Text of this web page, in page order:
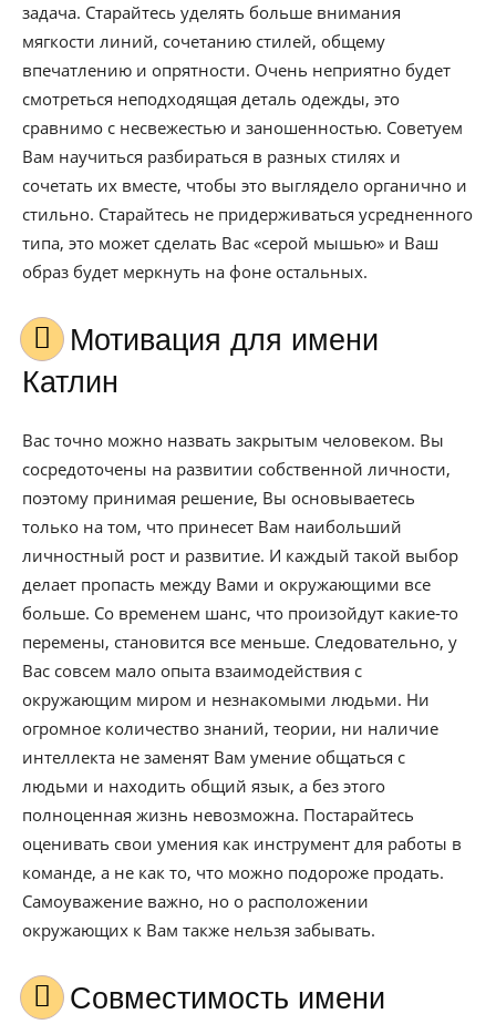
задача. Старайтесь уделять больше внимания
мягкости линий, сочетанию стилей, общему
впечатлению и опрятности. Очень неприятно будет
смотреться неподходящая деталь одежды, это
сравнимо с несвежестью и заношенностью. Советуем
Вам научиться разбираться в разных стилях и
сочетать их вместе, чтобы это выглядело органично и
стильно. Старайтесь не придерживаться усредненного
типа, это может сделать Вас «серой мышью» и Ваш
образ будет меркнуть на фоне остальных.
Мотивация для имени
Катлин
Вас точно можно назвать закрытым человеком. Вы
сосредоточены на развитии собственной личности,
поэтому принимая решение, Вы основываетесь
только на том, что принесет Вам наибольший
личностный рост и развитие. И каждый такой выбор
делает пропасть между Вами и окружающими все
больше. Со временем шанс, что произойдут какие-то
перемены, становится все меньше. Следовательно, у
Вас совсем мало опыта взаимодействия с
окружающим миром и незнакомыми людьми. Ни
огромное количество знаний, теории, ни наличие
интеллекта не заменят Вам умение общаться с
людьми и находить общий язык, а без этого
полноценная жизнь невозможна. Постарайтесь
оценивать свои умения как инструмент для работы в
команде, а не как то, что можно подороже продать.
Самоуважение важно, но о расположении
окружающих к Вам также нельзя забывать.
Совместимость имени